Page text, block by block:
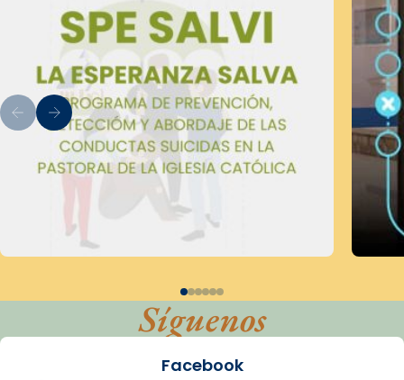
Síguenos
Facebook